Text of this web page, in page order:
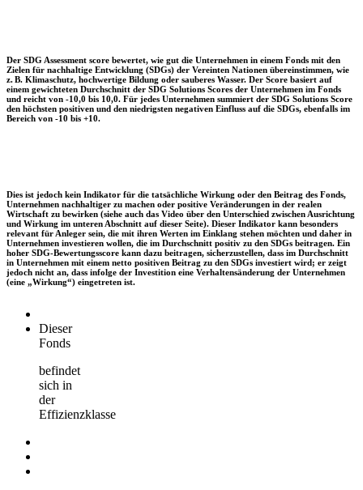
Der SDG Assessment score bewertet, wie gut die Unternehmen in einem Fonds mit den
Zielen für nachhaltige Entwicklung (SDGs) der Vereinten Nationen übereinstimmen, wie
z. B. Klimaschutz, hochwertige Bildung oder sauberes Wasser. Der Score basiert auf
einem gewichteten Durchschnitt der SDG Solutions Scores der Unternehmen im Fonds
und reicht von -10,0 bis 10,0. Für jedes Unternehmen summiert der SDG Solutions Score
den höchsten positiven und den niedrigsten negativen Einfluss auf die SDGs, ebenfalls im
Bereich von -10 bis +10.
Dies ist jedoch kein Indikator für die tatsächliche Wirkung oder den Beitrag des Fonds,
Unternehmen nachhaltiger zu machen oder positive Veränderungen in der realen
Wirtschaft zu bewirken (siehe auch das Video über den Unterschied zwischen Ausrichtung
und Wirkung im unteren Abschnitt auf dieser Seite). Dieser Indikator kann besonders
relevant für Anleger sein, die mit ihren Werten im Einklang stehen möchten und daher in
Unternehmen investieren wollen, die im Durchschnitt positiv zu den SDGs beitragen. Ein
hoher SDG-Bewertungsscore kann dazu beitragen, sicherzustellen, dass im Durchschnitt
in Unternehmen mit einem netto positiven Beitrag zu den SDGs investiert wird; er zeigt
jedoch nicht an, dass infolge der Investition eine Verhaltensänderung der Unternehmen
(eine „Wirkung“) eingetreten ist.
Dieser
Fonds
befindet
sich in
der
Effizienzklasse